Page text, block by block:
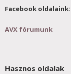
Facebook oldalaink:
AVX fórumunk
Hasznos oldalak